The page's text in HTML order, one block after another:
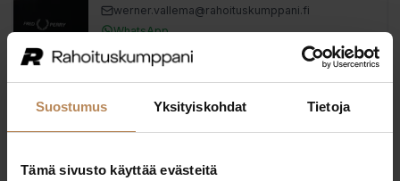
Suostumus Yksityiskohdat Tietoja
Tämä sivusto käyttää evästeitä
werner.vallema​@rahoituskumppani.fi
WhatsApp
Ellen Lindström
Myynti & sopimukset
WhatsApp